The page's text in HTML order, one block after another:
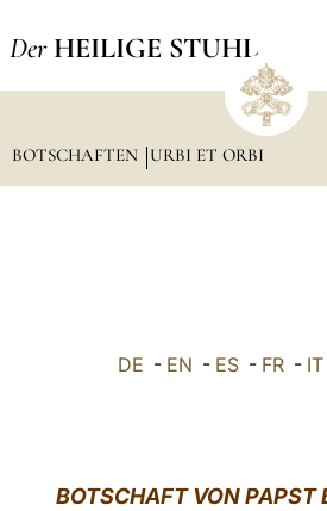
Der HEILIGE STUHL
BOTSCHAFTEN URBI ET ORBI
DE - EN - ES - FR - IT
BOTSCHAFT VON PAPST